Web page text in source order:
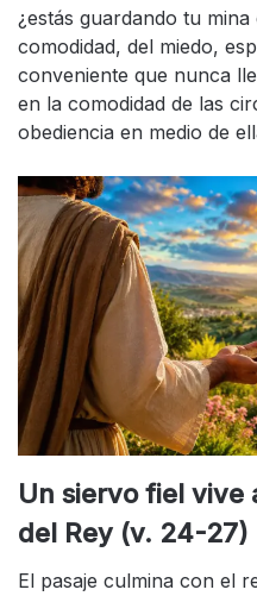
¿estás guardando tu
comodidad, del miedo,
conveniente que nunca
en la comodidad de las
obediencia en medio de
Un siervo fiel vive
del Rey (v. 24-27)
El pasaje culmina con el